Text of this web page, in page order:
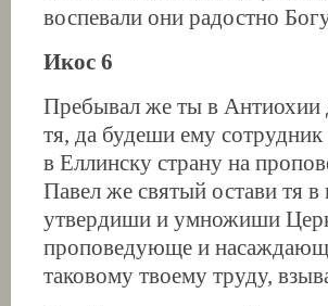
воспевали они радостно
Икос 6
Пребывал же ты в Антиохии
тя, да будеши ему
в Еллинску страну на
Павел же святый остави тя
утвердиши и умножиши
проповедующе и
таковому твоему труду,